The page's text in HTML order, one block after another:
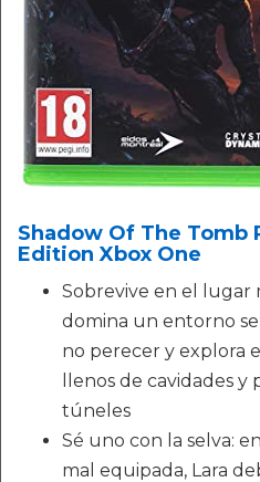
Shadow Of The Tomb
Edition Xbox One
Sobrevive en el lugar
domina un entorno
no perecer y explora
llenos de cavidades
túneles
Sé uno con la selva:
mal equipada, Lara